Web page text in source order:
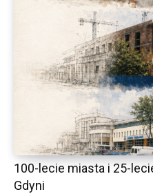
100-lecie miasta i 25-
Gdyni